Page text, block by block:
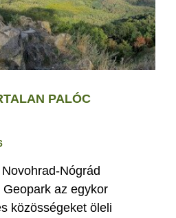
PALÓC
Nógrád
az egykor
közösségeket öleli